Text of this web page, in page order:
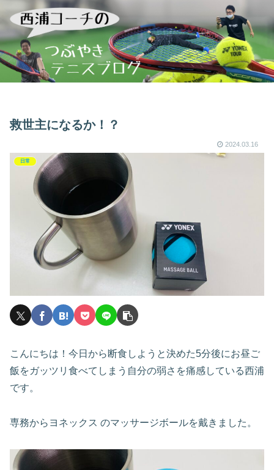
救世主になるか！？
2024.03.16
日常
こんにちは！今日から断食しようと決めた5分後にお昼ご
飯をガッツリ食べてしまう自分の弱さを痛感している西浦
です。
専務からヨネックス のマッサージボールを戴きました。